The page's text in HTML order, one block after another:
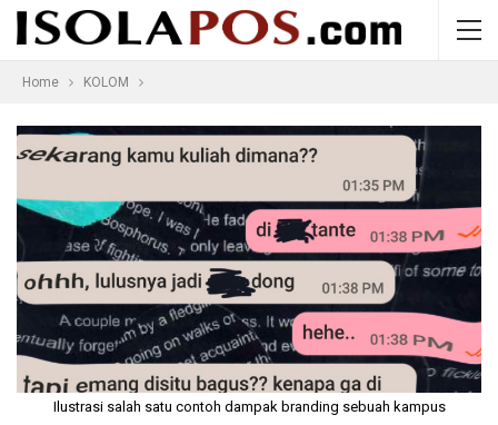
Home KOLOM
Ilustrasi salah satu contoh dampak branding sebuah kampus